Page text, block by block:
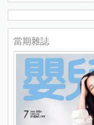
當期雜誌